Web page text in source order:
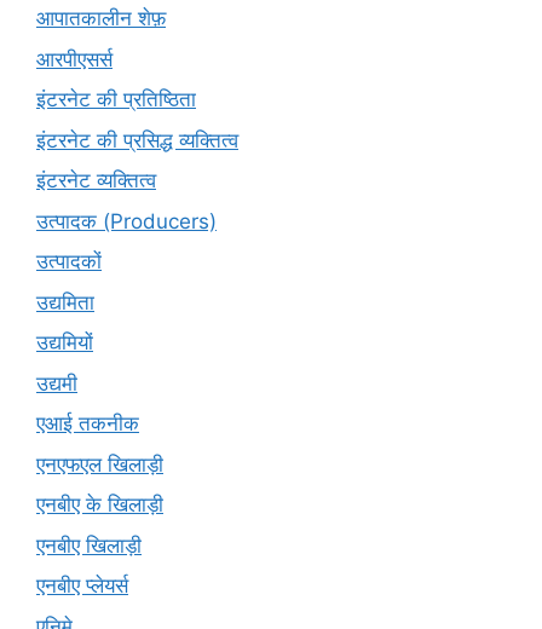
आपातकालीन शेफ़
आरपीएसर्स
इंटरनेट की प्रतिष्ठिता
इंटरनेट की प्रसिद्ध व्यक्तित्व
इंटरनेट व्यक्तित्व
उत्पादक (Producers)
उत्पादकों
उद्यमिता
उद्यमियों
उद्यमी
एआई तकनीक
एनएफएल खिलाड़ी
एनबीए के खिलाड़ी
एनबीए खिलाड़ी
एनबीए प्लेयर्स